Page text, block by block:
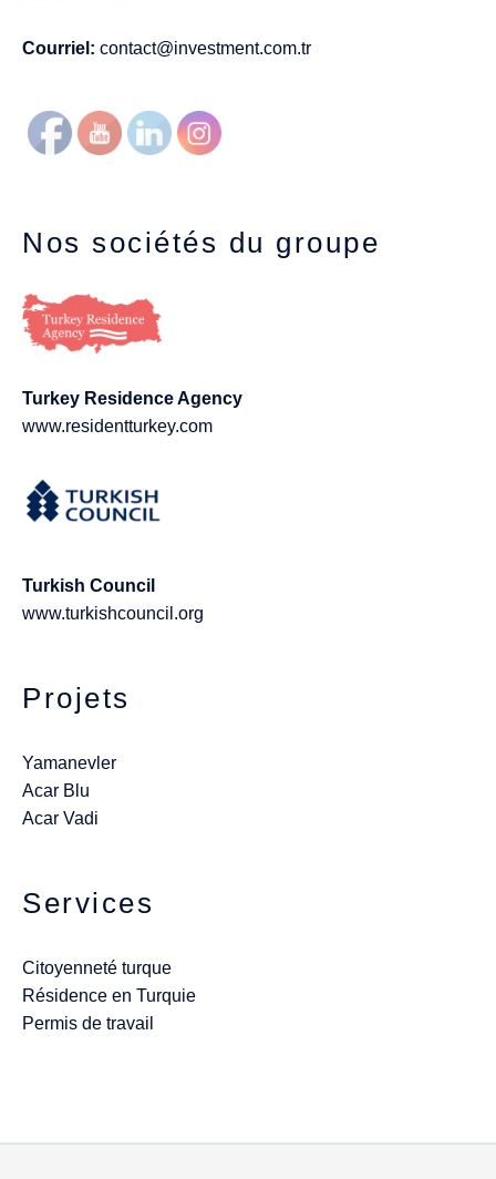
Courriel: contact@investment.com.tr
Nos sociétés du groupe
Turkey Residence Agency
www.residentturkey.com
Turkish Council
www.turkishcouncil.org
Projets
Yamanevler
Acar Blu
Acar Vadi
Services
Citoyenneté turque
Résidence en Turquie
Permis de travail